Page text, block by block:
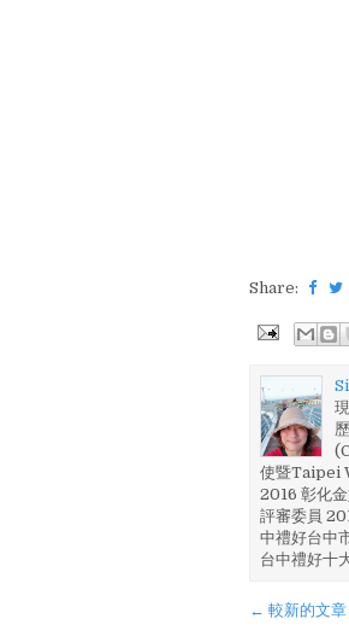
Share:
使暨Taipei
2016 彰化
評審委員
中禮好台中
台中禮好十
← 較新的文章